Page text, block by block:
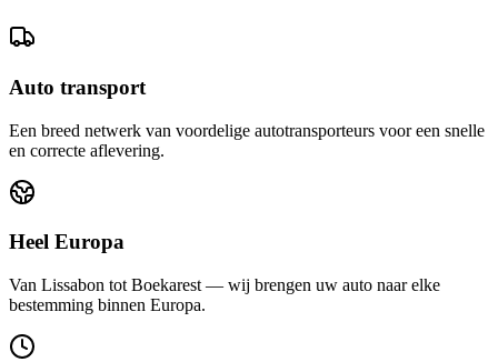
Auto transport
Een breed netwerk van voordelige autotransporteurs voor een snelle
en correcte aflevering.
Heel Europa
Van Lissabon tot Boekarest — wij brengen uw auto naar elke
bestemming binnen Europa.